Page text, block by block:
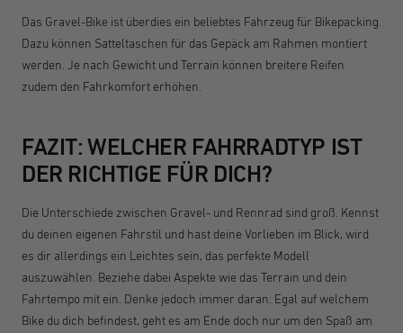
Das Gravel-Bike ist überdies ein beliebtes Fahrzeug für Bikepacking.
Dazu können Satteltaschen für das Gepäck am Rahmen montiert
werden. Je nach Gewicht und Terrain können breitere Reifen
zudem den Fahrkomfort erhöhen.
FAZIT: WELCHER FAHRRADTYP IST
DER RICHTIGE FÜR DICH?
Die Unterschiede zwischen Gravel- und Rennrad sind groß. Kennst
du deinen eigenen Fahrstil und hast deine Vorlieben im Blick, wird
es dir allerdings ein Leichtes sein, das perfekte Modell
auszuwählen. Beziehe dabei Aspekte wie das Terrain und dein
Fahrtempo mit ein. Denke jedoch immer daran: Egal auf welchem
Bike du dich befindest, geht es am Ende doch nur um den Spaß am